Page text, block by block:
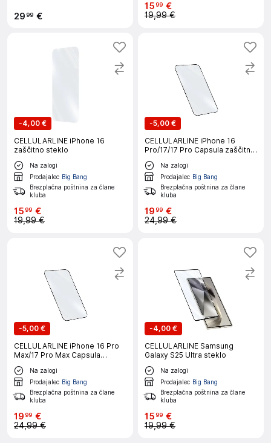
2999 €
1599 €
19,99 €
-4,00 €
CELLULARLINE iPhone 16
zaščitno steklo
Na zalogi
Prodajalec Big Bang
Brezplačna poštnina za člane
kluba
1599 €
19,99 €
-5,00 €
CELLULARLINE iPhone 16
Pro/17/17 Pro Capsula zaščitno
steklo
Na zalogi
Prodajalec Big Bang
Brezplačna poštnina za člane
kluba
1999 €
24,99 €
-5,00 €
CELLULARLINE iPhone 16 Pro
Max/17 Pro Max Capsula
zaščitno steklo
Na zalogi
Prodajalec Big Bang
Brezplačna poštnina za člane
kluba
1999 €
24,99 €
-4,00 €
CELLULARLINE Samsung
Galaxy S25 Ultra steklo
Na zalogi
Prodajalec Big Bang
Brezplačna poštnina za člane
kluba
1599 €
19,99 €